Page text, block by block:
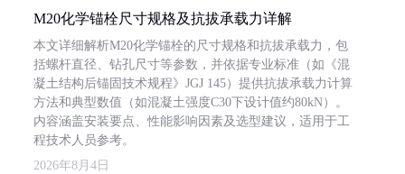
M20化学锚栓尺寸规格及抗拔承载力详解
本文详细解析M20化学锚栓的尺寸规格和抗拔承载力，包
括螺杆直径、钻孔尺寸等参数，并依据专业标准（如《混
凝土结构后锚固技术规程》JGJ 145）提供抗拔承载力计算
方法和典型数值（如混凝土强度C30下设计值约80kN）。
内容涵盖安装要点、性能影响因素及选型建议，适用于工
程技术人员参考。
2026年8月4日